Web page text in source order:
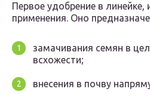
Первое удобрение в
применения. Оно
замачивания семян в
всхожести;
внесения в почву